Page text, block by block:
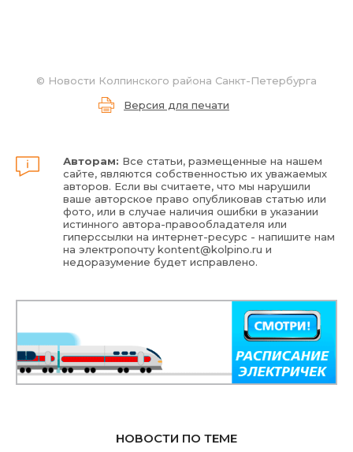
© Новости Колпинского района Санкт-Петербурга
Версия для печати
Авторам: Все статьи, размещенные на нашем
сайте, являются собственностью их уважаемых
авторов. Если вы считаете, что мы нарушили
ваше авторское право опубликовав статью или
фото, или в случае наличия ошибки в указании
истинного автора-правообладателя или
гиперссылки на интернет-ресурс - напишите нам
на электропочтуkontent@kolpino.ru и
недоразумение будет исправлено.
НОВОСТИ ПО ТЕМЕ